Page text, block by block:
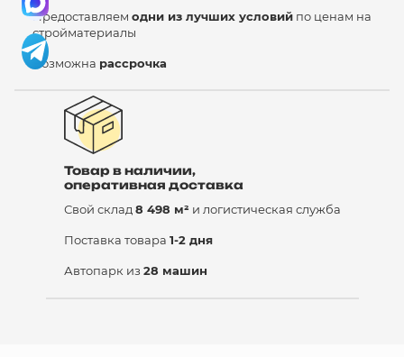
Предоставляем одни из лучших условий по ценам на
стройматериалы
Возможна рассрочка
Товар в наличии,
оперативная доставка
Свой склад 8 498 м² и логистическая служба
Поставка товара 1-2 дня
Автопарк из 28 машин